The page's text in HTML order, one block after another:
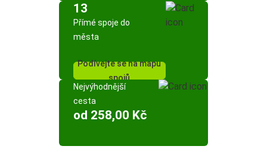
13
Přímé spoje do
města
Podívejte se na mapu
spojů
Nejvýhodnější
cesta
od 258,00 Kč